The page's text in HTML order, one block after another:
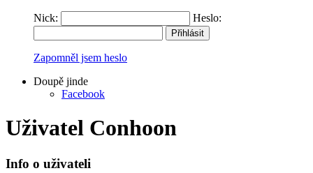
Nick: Heslo:
Zapomněl jsem heslo
Doupě jinde
Facebook
Uživatel Conhoon
Info o uživateli